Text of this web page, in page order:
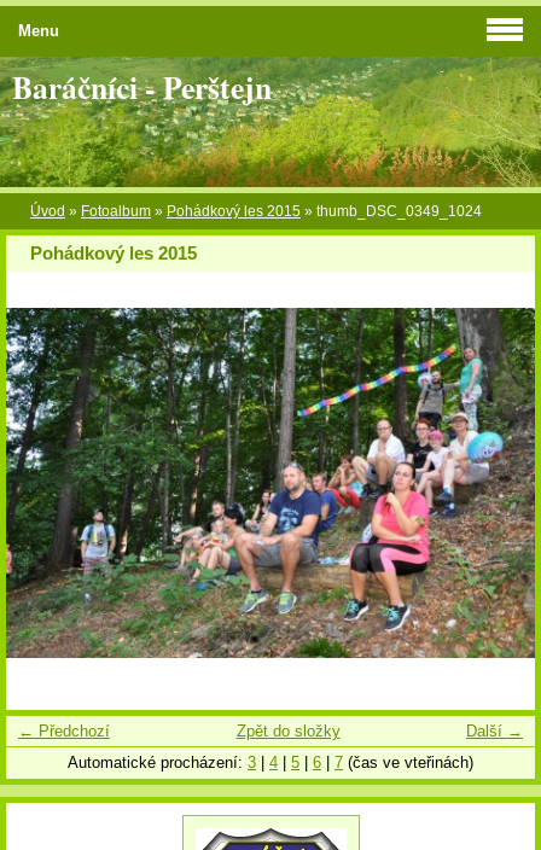
Baráčníci - Perštejn
Úvod » Fotoalbum » Pohádkový les 2015 » thumb_DSC_0349_1024
Pohádkový les 2015
← Předchozí Další →
Zpět do složky
Automatické procházení: 3 4 5 6 7 (čas ve vteřinách)
Menu